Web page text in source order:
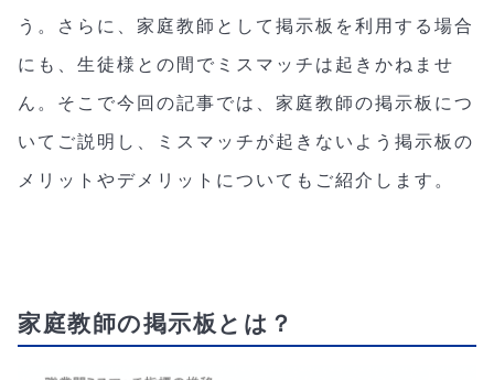
う。さらに、家庭教師として掲示板を利用する場合
にも、生徒様との間でミスマッチは起きかねませ
ん。そこで今回の記事では、家庭教師の掲示板につ
いてご説明し、ミスマッチが起きないよう掲示板の
メリットやデメリットについてもご紹介します。
家庭教師の掲示板とは？